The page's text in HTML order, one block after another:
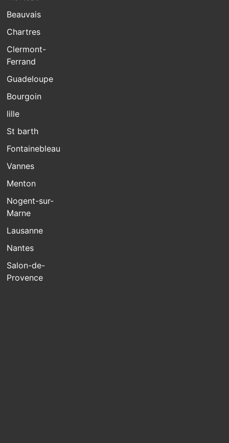
Beauvais
Chartres
Clermont-
Ferrand
Guadeloupe
Bourgoin
lille
St barth
Fontainebleau
Vannes
Menton
Nogent-sur-
Marne
Lausanne
Nantes
Salon-de-
Provence